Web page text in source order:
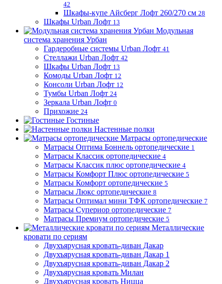
42
Шкафы-купе Айсберг Лофт 260/270 см 28
Шкафы Urban Лофт 13
Модульная
система хранения Урбан
Гардеробные системы Urban Лофт 41
Стеллажи Urban Лофт 42
Шкафы Urban Лофт 13
Комоды Urban Лофт 12
Консоли Urban Лофт 12
Тумбы Urban Лофт 24
Зеркала Urban Лофт 0
Прихожие 24
Гостиные
Настенные полки
Матрасы ортопедические
Матрасы Оптима Боннель ортопедические 1
Матрасы Классик ортопедические 4
Матрасы Классик плюс ортопедические 4
Матрасы Комфорт Плюс ортопедические 5
Матрасы Комфорт ортопедические 5
Матрасы Люкс ортопедические 8
Матрасы Оптимал мини ТФК ортопедические 7
Матрасы Супериор ортопедические 7
Матрасы Премиум ортопедические 5
Металлические
кровати по сериям
Двухъярусная кровать-диван Дакар
Двухъярусная кровать-диван Дакар 1
Двухъярусная кровать-диван Дакар 2
Двухъярусная кровать Милан
Двухъярусная кровать Ницца